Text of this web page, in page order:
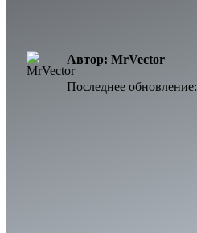
Автор: MrVector
Последнее обновление: